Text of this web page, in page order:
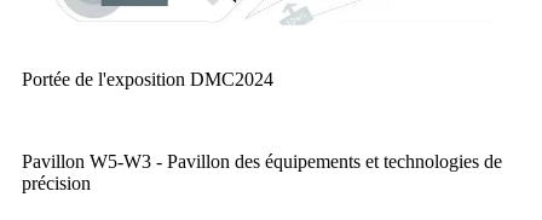
Portée de l'exposition DMC2024
Pavillon W5-W3 - Pavillon des équipements et technologies de
précision